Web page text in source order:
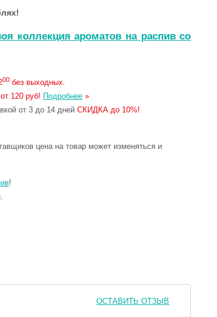
коллекция ароматов на распив со
00без выходных.
120 руб! Подробнее»
от 3 до 14 дней СКИДКА до 10%!
цена на товар может изменяться и
!
ОСТАВИТЬ ОТЗЫВ